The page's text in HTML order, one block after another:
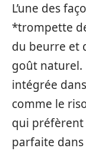
L’une des
*trompette
du beurre et
goût naturel.
intégrée
comme le
qui préfèrent
parfaite